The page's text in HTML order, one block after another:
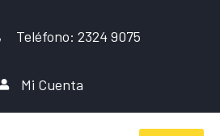
Teléfono: 2324 9075
Mi Cuenta